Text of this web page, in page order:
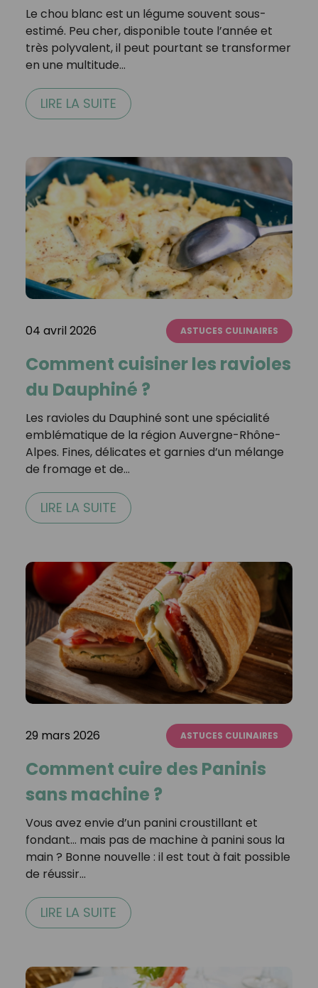
Le chou blanc est un légume souvent sous-
estimé. Peu cher, disponible toute l’année et
très polyvalent, il peut pourtant se transformer
en une multitude…
LIRE LA SUITE
04 avril 2026 ASTUCES CULINAIRES
Comment cuisiner les ravioles
du Dauphiné ?
Les ravioles du Dauphiné sont une spécialité
emblématique de la région Auvergne-Rhône-
Alpes. Fines, délicates et garnies d’un mélange
de fromage et de…
LIRE LA SUITE
29 mars 2026 ASTUCES CULINAIRES
Comment cuire des Paninis
sans machine ?
Vous avez envie d’un panini croustillant et
fondant… mais pas de machine à panini sous la
main ? Bonne nouvelle : il est tout à fait possible
de réussir…
LIRE LA SUITE